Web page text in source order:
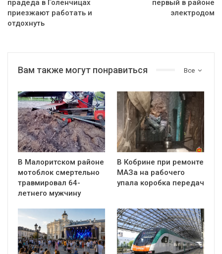
прадеда в Голенчицах
приезжают работать и
отдохнуть
первый в районе
электродом
Все
Вам также могут понравиться
В Малоритском районе
мотоблок смертельно
травмировал 64-
летнего мужчину
В Кобрине при ремонте
МАЗа на рабочего
упала коробка передач